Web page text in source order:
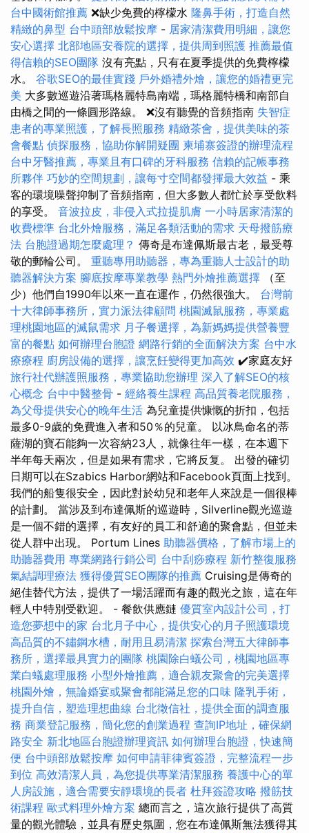
台中國術館推薦 ❌缺少免費的檸檬水 隆鼻手術，打造自然
精緻的鼻型 台中頭部放鬆按摩 - 居家清潔費用明細，讓您
安心選擇 北部地區安養院的選擇，提供周到照護 推薦最值
得信賴的SEO團隊 沒有亮點，只有在夏季提供的免費檸檬
水。 谷歌SEO的最佳實踐 戶外婚禮外燴，讓您的婚禮更完
美 大多數巡遊沿著瑪格麗特島南端，瑪格麗特橋和南部自
由橋之間的一條圓形路線。 ❌沒有聽覺的音頻指南 失智症
患者的專業照護，了解長照服務 精緻茶會，提供美味的茶
會餐點 偵探服務，協助你解開疑團 柬埔寨簽證的辦理流程
台中牙醫推薦，專業且有口碑的牙科服務 信賴的記帳事務
所夥伴 巧妙的空間規劃，讓每寸空間都發揮最大效益 - 乘
客的環境噪聲抑制了音頻指南，但大多數人都忙於享受飲料
的享受。 音波拉皮，非侵入式拉提肌膚 一小時居家清潔的
收費標準 台北外燴服務，滿足各類活動的需求 天母撥筋療
法 台胞證過期怎麼處理？ 傳奇是布達佩斯最古老，最受尊
敬的郵輪公司。 重聽專用助聽器，專為重聽人士設計的助
聽器解決方案 腳底按摩專業教學 熱門外燴推薦選擇
（至
少）他們自1990年以來一直在運作，仍然很強大。 台灣前
十大律師事務所，實力派法律顧問 桃園滅鼠服務，專業處
理桃園地區的滅鼠需求 月子餐選擇，為新媽媽提供營養豐
富的餐點 如何辦理台胞證 網路行銷的全面解決方案 台中水
療療程 廚房設備的選擇，讓烹飪變得更加高效 ✔️家庭友好
旅行社代辦護照服務，專業協助您辦理 深入了解SEO的核
心概念 台中中醫整骨 - 經絡養生課程 高品質養老院服務，
為父母提供安心的晚年生活 為兒童提供慷慨的折扣，包括
最多0-9歲的免費進入者和50％的兒童。 以冰鳥命名的蒂
薩湖的寶石能夠一次容納23人，就像往年一樣，在本週下
半年每天兩次，但是如果有需求，它將反复。 出發的確切
日期可以在Szabics Harbor網站和Facebook頁面上找到。
我們的船隻很安全，因此對於幼兒和老年人來說是一個很棒
的計劃。 當涉及到布達佩斯的巡遊時，Silverline觀光巡遊
是一個不錯的選擇，有友好的員工和舒適的聚會點，但並未
從人群中出現。 Portum Lines 助聽器價格，了解市場上的
助聽器費用 專業網路行銷公司 台中刮痧療程 新竹整復服務
氣結調理療法 獲得優質SEO團隊的推薦 Cruising是傳奇的
絕佳替代方法，提供了一場活躍而有趣的觀光之旅，這在年
輕人中特別受歡迎。 - 餐飲供應鏈 優質室內設計公司，打
造您夢想中的家 台北月子中心，提供安心的月子照護環境
高品質的不鏽鋼水槽，耐用且易清潔 探索台灣五大律師事
務所，選擇最具實力的團隊 桃園除白蟻公司，桃園地區專
業白蟻處理服務 小型外燴推薦，適合親友聚會的完美選擇
桃園外燴，無論婚宴或聚會都能滿足您的口味 隆乳手術，
提升自信，塑造理想曲線 台北徵信社，提供全面的調查服
務 商業登記服務，簡化您的創業過程 查詢IP地址，確保網
路安全 新北地區台胞證辦理資訊 如何辦理台胞證，快速簡
便 台中頭部放鬆按摩 如何申請菲律賓簽證，完整流程一步
到位 高效清潔人員，為您提供專業清潔服務 養護中心的單
人房設施，適合需要安靜環境的長者 杜拜簽證攻略 撥筋技
術課程 歐式料理外燴方案 總而言之，這次旅行提供了高質
量的觀光體驗，並具有歷史氛圍，您在布達佩斯無法獲得其